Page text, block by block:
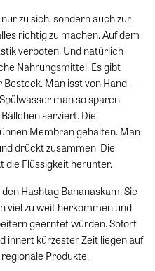
zu sich, sondern auch zur
richtig zu machen. Auf dem
verboten. Und natürlich
Nahrungsmittel. Es gibt
Man isst von Hand –
man so sparen
serviert. Die
Membran gehalten. Man
drückt zusammen. Die
Flüssigkeit herunter.
Hashtag Bananaskam: Sie
viel zu weit herkommen und
geerntet würden. Sofort
innert kürzester Zeit liegen auf
Produkte.